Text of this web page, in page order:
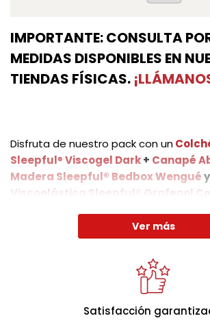
IMPORTANTE: CONSULTA
MEDIDAS DISPONIBLES EN
TIENDAS FÍSICAS.
Disfruta de nuestro pack con un
Sleepful®Viscogel Dark+ Canapé
Madera Sleepful® Bedbox Wenguéy
Viscoelástica Sleepful® Grafenol
su terminación artesanal y la suavidad
acolchados puede sufrir alguna
la altura. Todos sus materiales están
transpirabilidad y resistencia.
Ver más
Satisfacción